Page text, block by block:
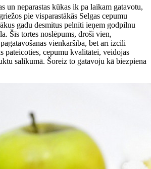
un neparastas kūkas ik pa laikam gatavotu,
pie visparastākās Selgas cepumu
gadu desmitus pelnīti ieņem godpilnu
Šīs tortes noslēpums, droši vien,
vienkāršībā, bet arī izcili
pateicoties, cepumu kvalitātei, veidojas
salikumā. Šoreiz to gatavoju kā biezpiena